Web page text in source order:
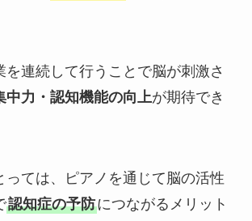
を連続して行うことで脳が刺激さ
中力・認知機能の向上が期待でき
っては、ピアノを通じて脳の活性
認知症の予防につながるメリット